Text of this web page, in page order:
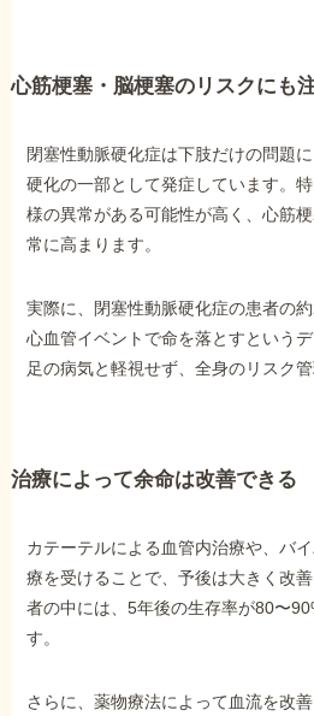
心筋梗塞・脳梗塞のリスクにも
閉塞性動脈硬化症は下肢だけの問題
硬化の一部として発症しています。
様の異常がある可能性が高く、心筋
常に高まります。
実際に、閉塞性動脈硬化症の患者の
心血管イベントで命を落とすという
足の病気と軽視せず、全身のリスク管
治療によって余命は改善できる
カテーテルによる血管内治療や、バ
療を受けることで、予後は大きく改
者の中には、5年後の生存率が80〜
す。
さらに、薬物療法によって血流を改